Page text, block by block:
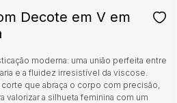
Decote em V em
moderna: uma união perfeita entre
e a fluidez irresistível da viscose.
que abraça o corpo com precisão,
a silhueta feminina com um